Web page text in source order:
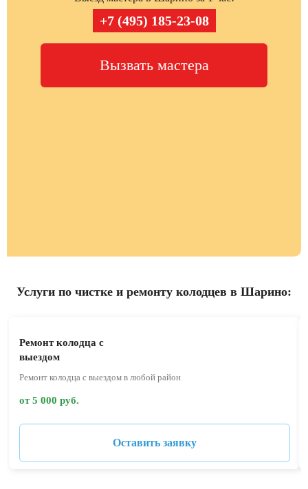
+7 (495) 185-23-08
Вызвать мастера
Услуги по чистке и ремонту колодцев в Шарино:
Ремонт колодца с
выездом
Ремонт колодца с выездом в любой район
от 5 000 руб.
Оставить заявку